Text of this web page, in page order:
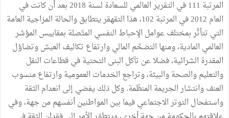
المرتبة 111 في التقرير العالمي للسعادة لسنة 2018 بعد أن كانت في
العام 2012 في المرتبة 102، هذا التقهقر يتطابق والحالة المزاجية العامة
التي تتأثّر بمختلف عوامل الإحباط النفسي المتّصلة بمقاييس المؤشر
العالمي المادية، ومنها التضخّم المالي وارتفاع تكاليف العيش وتضاؤل
المقدرة الشرائية، فضلا عن تآكل البنى التحتية في قطاعات النقل
والتعليم والصحة والبيئة، وتراجع الخدمات العمومية وارتفاع منسوب
العنف وانتشار الجريمة المنظّمة. وكل ذلك يفضي إلى انعدام الثقة
واستفحال التوتر الاجتماعي فيما بين المواطنين أنفسهم من جهة، وفي